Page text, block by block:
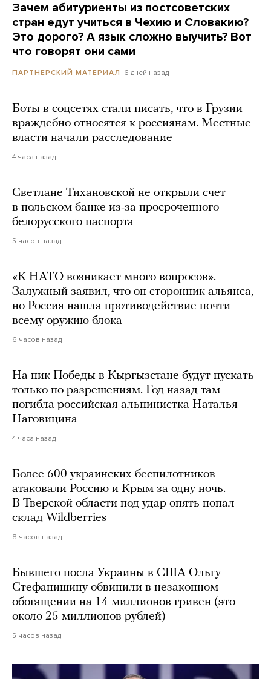
Зачем абитуриенты из постсоветских
стран едут учиться в Чехию и Словакию?
Это дорого? А язык сложно выучить? Вот
что говорят они сами
ПАРТНЕРСКИЙ МАТЕРИАЛ 6 дней назад
Боты в соцсетях стали писать, что в Грузии
враждебно относятся к россиянам. Местные
власти начали расследование
4 часа назад
Светлане Тихановской не открыли счет
в польском банке из-за просроченного
белорусского паспорта
5 часов назад
«К НАТО возникает много вопросов».
Залужный заявил, что он сторонник альянса,
но Россия нашла противодействие почти
всему оружию блока
6 часов назад
На пик Победы в Кыргызстане будут пускать
только по разрешениям. Год назад там
погибла российская альпинистка Наталья
Наговицина
4 часа назад
Более 600 украинских беспилотников
атаковали Россию и Крым за одну ночь.
В Тверской области под удар опять попал
склад Wildberries
8 часов назад
Бывшего посла Украины в США Ольгу
Стефанишину обвинили в незаконном
обогащении на 14 миллионов гривен (это
около 25 миллионов рублей)
5 часов назад